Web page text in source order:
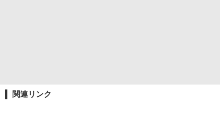
関連リンク